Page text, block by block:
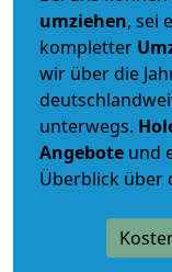
umziehen, sei
kompletter
wir über die
unterwegs.
Angebote und
Überblick über